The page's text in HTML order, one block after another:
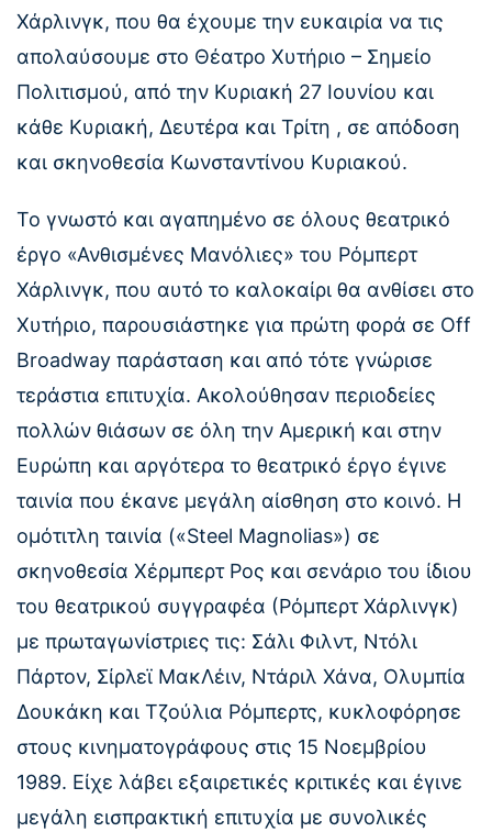
Χάρλινγκ, που θα έχουμε την ευκαιρία να τις
απολαύσουμε στο Θέατρο Χυτήριο – Σημείο
Πολιτισμού, από την Κυριακή 27 Ιουνίου και
κάθε Κυριακή, Δευτέρα και Τρίτη , σε απόδοση
και σκηνοθεσία Κωνσταντίνου Κυριακού.
Το γνωστό και αγαπημένο σε όλους θεατρικό
έργο «Ανθισμένες Μανόλιες» του Ρόμπερτ
Χάρλινγκ, που αυτό το καλοκαίρι θα ανθίσει στο
Χυτήριο, παρουσιάστηκε για πρώτη φορά σε Off
Broadway παράσταση και από τότε γνώρισε
τεράστια επιτυχία. Ακολούθησαν περιοδείες
πολλών θιάσων σε όλη την Αμερική και στην
Ευρώπη και αργότερα το θεατρικό έργο έγινε
ταινία που έκανε μεγάλη αίσθηση στο κοινό. Η
ομότιτλη ταινία («Steel Magnolias») σε
σκηνοθεσία Χέρμπερτ Ρος και σενάριο του ίδιου
του θεατρικού συγγραφέα (Ρόμπερτ Χάρλινγκ)
με πρωταγωνίστριες τις: Σάλι Φιλντ, Ντόλι
Πάρτον, Σίρλεϊ ΜακΛέιν, Ντάριλ Χάνα, Ολυμπία
Δουκάκη και Τζούλια Ρόμπερτς, κυκλοφόρησε
στους κινηματογράφους στις 15 Νοεμβρίου
1989. Είχε λάβει εξαιρετικές κριτικές και έγινε
μεγάλη εισπρακτική επιτυχία με συνολικές